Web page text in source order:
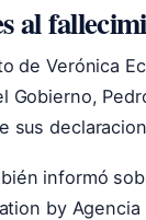
al
de Verónica
Gobierno,
sus
informó
by